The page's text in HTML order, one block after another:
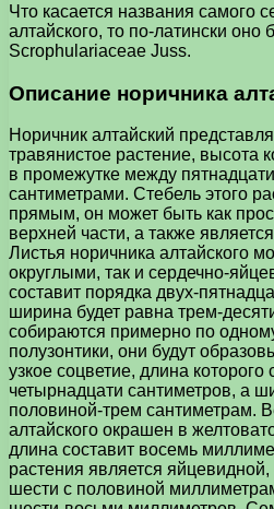
Что касается названия самого
алтайского, то по-латински оно
Scrophulariaceae Juss.
Описание норичника
Норичник алтайский
травянистое растение, высота
в промежутке между
сантиметрами. Стебель этого
прямым, он может быть как
верхней части, а также
Листья норичника алтайского
округлыми, так и сердечно-
составит порядка двух-
ширина будет равна трем-
собираются примерно по
полузонтики, они будут
узкое соцветие, длина которого
четырнадцати сантиметров, а
половиной-трем сантиметрам.
алтайского окрашен в
длина составит восемь
растения является
шести с половиной